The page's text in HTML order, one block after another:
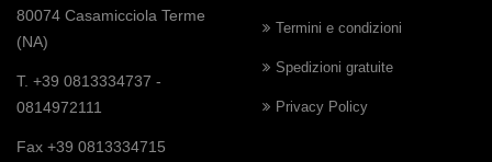
80074 Casamicciola Terme
(NA)
T. +39 0813334737 -
0814972111
Fax +39 0813334715
Termini e condizioni
Spedizioni gratuite
Privacy Policy